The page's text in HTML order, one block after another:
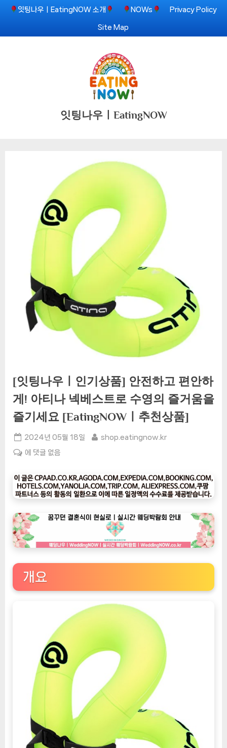
Skip
content
잇팅나우ㅣEatingNOW 소개 NOWs Privacy Policy
Site Map
잇팅나우ㅣEatingNOW
[잇팅나우ㅣ인기상품] 안전하고 편안하
게! 아티나 넥베스트로 수영의 즐거움을
즐기세요 [EatingNOWㅣ추천상품]
Posted
on
2024년 05월 18일 By
shop.eatingnow.kr
[잇
나
우
ㅣ
인
기
상
품]
전
하
스
트
로
에 댓글 없음
개요